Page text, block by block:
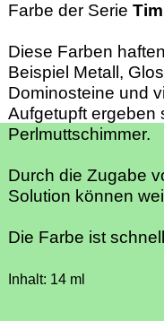
Farbe der Serie
Diese Farben
Beispiel Metall,
Dominosteine und
Aufgetupft ergeben
Perlmuttschimmer.
Durch die Zugabe
Solution können
Die Farbe ist
Inhalt: 14 ml